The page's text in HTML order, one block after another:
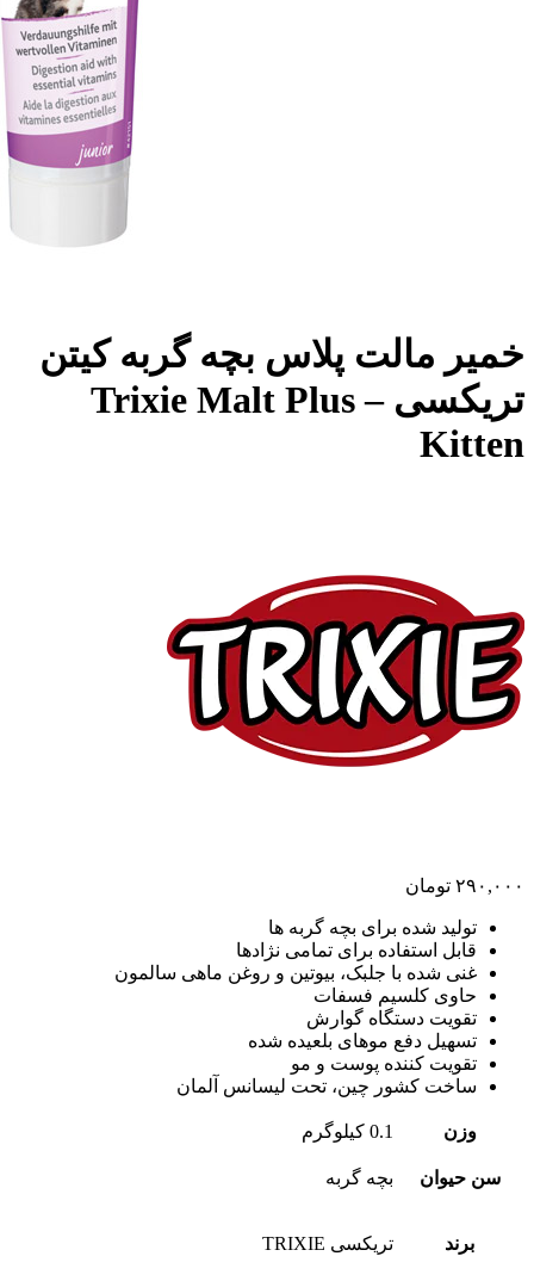
خمیر مالت پلاس بچه گربه کیتن
تریکسی – Trixie Malt Plus
Kitten
۲۹۰,۰۰۰ تومان
تولید شده برای بچه گربه ها
قابل استفاده برای تمامی نژادها
غنی شده با جلبک، بیوتین و روغن ماهی سالمون
حاوی کلسیم فسفات
تقویت دستگاه گوارش
تسهیل دفع موهای بلعیده شده
تقویت کننده پوست و مو
ساخت کشور چین، تحت لیسانس آلمان
وزن 0.1 کیلوگرم
سن حیوان بچه گربه
برند تریکسی TRIXIE